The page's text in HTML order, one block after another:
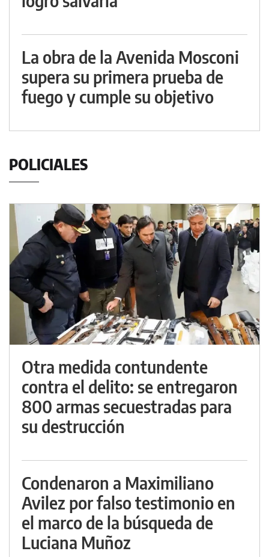
La obra de la Avenida Mosconi
supera su primera prueba de
fuego y cumple su objetivo
POLICIALES
Otra medida contundente
contra el delito: se entregaron
800 armas secuestradas para
su destrucción
Condenaron a Maximiliano
Avilez por falso testimonio en
el marco de la búsqueda de
Luciana Muñoz